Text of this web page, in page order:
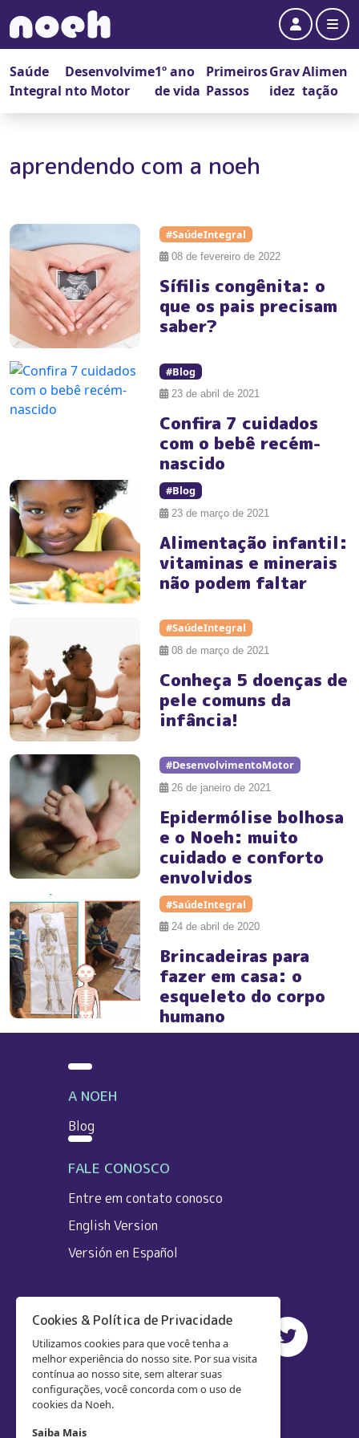
Account
Saúde
Integral
Desenvolvime
nto Motor
1º ano
de vida
Primeiros
Passos
Grav
idez
Alimen
tação
aprendendo com a noeh
#SaúdeIntegral
08 de fevereiro de 2022
Sífilis congênita: o
que os pais precisam
saber?
#Blog
23 de abril de 2021
Confira 7 cuidados
com o bebê recém-
nascido
#Blog
23 de março de 2021
Alimentação infantil:
vitaminas e minerais
não podem faltar
#SaúdeIntegral
08 de março de 2021
Conheça 5 doenças de
pele comuns da
infância!
#DesenvolvimentoMotor
26 de janeiro de 2021
Epidermólise bolhosa
e o Noeh: muito
cuidado e conforto
envolvidos
#SaúdeIntegral
24 de abril de 2020
Brincadeiras para
fazer em casa: o
esqueleto do corpo
humano
A NOEH
Blog
FALE CONOSCO
Entre em contato conosco
English Version
Versión en Español
Cookies & Política de Privacidade
Utilizamos cookies para que você tenha a
melhor experiência do nosso site. Por sua visita
contínua ao nosso site, sem alterar suas
configurações, você concorda com o uso de
cookies da Noeh.
Saiba Mais